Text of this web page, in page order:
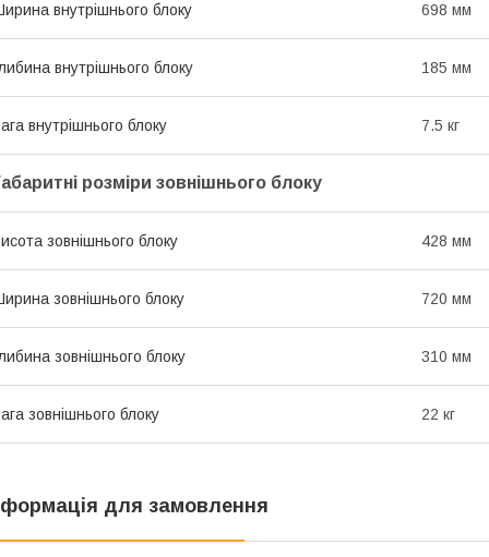
внутрішнього блоку 698 мм
внутрішнього блоку 185 мм
внутрішнього блоку 7.5 кг
розміри зовнішнього блоку
зовнішнього блоку 428 мм
зовнішнього блоку 720 мм
зовнішнього блоку 310 мм
зовнішнього блоку 22 кг
для замовлення